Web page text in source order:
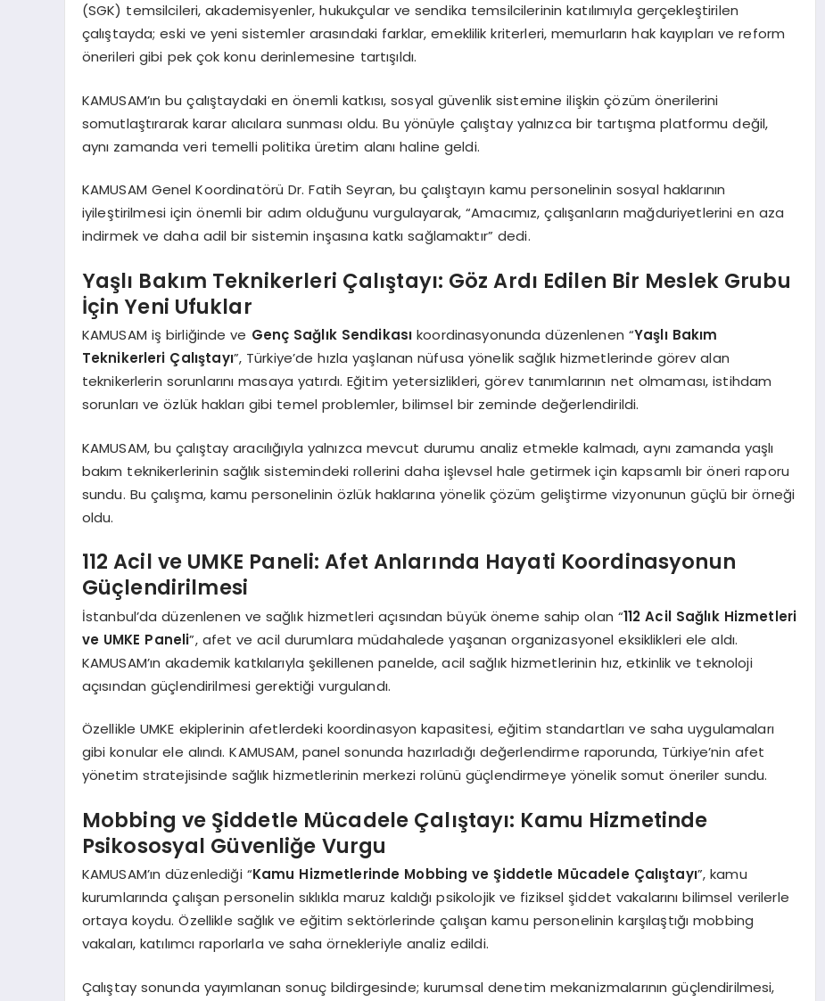
(SGK) temsilcileri, akademisyenler, hukukçular ve sendika temsilcilerinin katılımıyla gerçekleştirilen
çalıştayda; eski ve yeni sistemler arasındaki farklar, emeklilik kriterleri, memurların hak kayıpları ve reform
önerileri gibi pek çok konu derinlemesine tartışıldı.
KAMUSAM’ın bu çalıştaydaki en önemli katkısı, sosyal güvenlik sistemine ilişkin çözüm önerilerini
somutlaştırarak karar alıcılara sunması oldu. Bu yönüyle çalıştay yalnızca bir tartışma platformu değil,
aynı zamanda veri temelli politika üretim alanı haline geldi.
KAMUSAM Genel Koordinatörü Dr. Fatih Seyran, bu çalıştayın kamu personelinin sosyal haklarının
iyileştirilmesi için önemli bir adım olduğunu vurgulayarak, “Amacımız, çalışanların mağduriyetlerini en aza
indirmek ve daha adil bir sistemin inşasına katkı sağlamaktır” dedi.
Yaşlı Bakım Teknikerleri Çalıştayı: Göz Ardı Edilen Bir Meslek Grubu
İçin Yeni Ufuklar
KAMUSAM iş birliğinde ve Genç Sağlık Sendikası koordinasyonunda düzenlenen “Yaşlı Bakım
Teknikerleri Çalıştayı”, Türkiye’de hızla yaşlanan nüfusa yönelik sağlık hizmetlerinde görev alan
teknikerlerin sorunlarını masaya yatırdı. Eğitim yetersizlikleri, görev tanımlarının net olmaması, istihdam
sorunları ve özlük hakları gibi temel problemler, bilimsel bir zeminde değerlendirildi.
KAMUSAM, bu çalıştay aracılığıyla yalnızca mevcut durumu analiz etmekle kalmadı, aynı zamanda yaşlı
bakım teknikerlerinin sağlık sistemindeki rollerini daha işlevsel hale getirmek için kapsamlı bir öneri raporu
sundu. Bu çalışma, kamu personelinin özlük haklarına yönelik çözüm geliştirme vizyonunun güçlü bir örneği
oldu.
112 Acil ve UMKE Paneli: Afet Anlarında Hayati Koordinasyonun
Güçlendirilmesi
İstanbul’da düzenlenen ve sağlık hizmetleri açısından büyük öneme sahip olan “112 Acil Sağlık Hizmetleri
ve UMKE Paneli”, afet ve acil durumlara müdahalede yaşanan organizasyonel eksiklikleri ele aldı.
KAMUSAM’ın akademik katkılarıyla şekillenen panelde, acil sağlık hizmetlerinin hız, etkinlik ve teknoloji
açısından güçlendirilmesi gerektiği vurgulandı.
Özellikle UMKE ekiplerinin afetlerdeki koordinasyon kapasitesi, eğitim standartları ve saha uygulamaları
gibi konular ele alındı. KAMUSAM, panel sonunda hazırladığı değerlendirme raporunda, Türkiye’nin afet
yönetim stratejisinde sağlık hizmetlerinin merkezi rolünü güçlendirmeye yönelik somut öneriler sundu.
Mobbing ve Şiddetle Mücadele Çalıştayı: Kamu Hizmetinde
Psikososyal Güvenliğe Vurgu
KAMUSAM’ın düzenlediği “Kamu Hizmetlerinde Mobbing ve Şiddetle Mücadele Çalıştayı”, kamu
kurumlarında çalışan personelin sıklıkla maruz kaldığı psikolojik ve fiziksel şiddet vakalarını bilimsel verilerle
ortaya koydu. Özellikle sağlık ve eğitim sektörlerinde çalışan kamu personelinin karşılaştığı mobbing
vakaları, katılımcı raporlarla ve saha örnekleriyle analiz edildi.
Çalıştay sonunda yayımlanan sonuç bildirgesinde; kurumsal denetim mekanizmalarının güçlendirilmesi,